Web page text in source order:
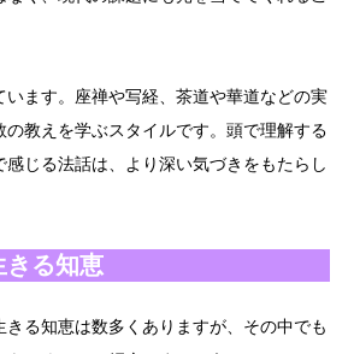
います。座禅や写経、茶道や華道などの実
の教えを学ぶスタイルです。頭で理解する
感じる法話は、より深い気づきをもたらし
きる知恵
る知恵は数多くありますが、その中でも